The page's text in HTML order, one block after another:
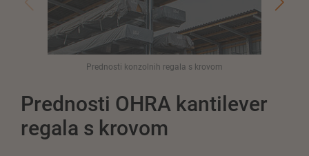
Prednosti konzolnih regala s krovom
Prednosti OHRA kantilever
regala s krovom